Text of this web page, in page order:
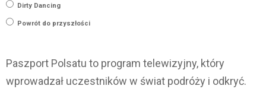
Dirty Dancing
Powrót do przyszłości
Paszport Polsatu to program telewizyjny, który
wprowadzał uczestników w świat podróży i odkryć.